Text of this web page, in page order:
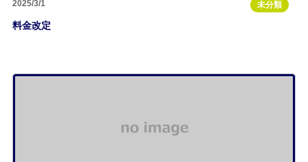
2025/3/1 未分類
料金改定